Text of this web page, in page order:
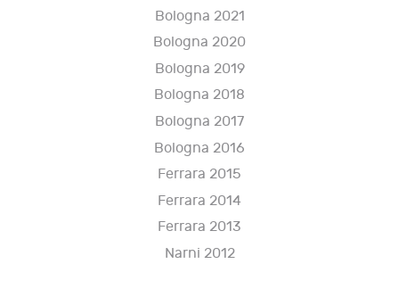
Bologna 2021
Bologna 2020
Bologna 2019
Bologna 2018
Bologna 2017
Bologna 2016
Ferrara 2015
Ferrara 2014
Ferrara 2013
Narni 2012